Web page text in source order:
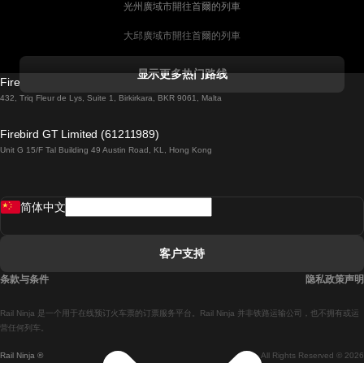
光州廣域市開往首爾的列車
大邱廣域市開往首爾的列車
都柏林開往戈尔韦的列車
羅馬開往拿坡里的列車
馬德里開往巴塞罗那的列車
显示更多热门路线
Firebird GT Limited (OC 1451)
432, Triq Fleur de Lys, Suite 1, Birkirkara, BKR 9061, Malta
Firebird GT Limited (61211989)
Unit G 15/F Tal Building 49 Austin Road, KL, Hong Kong
Rail Ninja ® All Rights Reserved © 2026
Rail Ninja 是一个用于在线预订火车票的订票服务平台。Rail Ninja 并非铁路运输公司，也不拥有或运
营任何列车。
简体中文
客户支持
条款与条件 隐私政策声明